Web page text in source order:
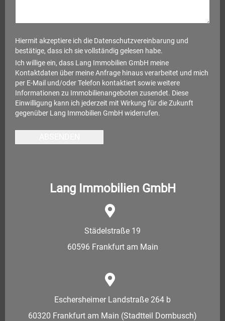
Hiermit akzeptiere ich die Datenschutzvereinbarung und
bestätige, dass ich sie vollständig gelesen habe.
Ich willige ein, dass Lang Immobilien GmbH meine
Kontaktdaten über meine Anfrage hinaus verarbeitet und mich
per E-Mail und/oder Telefon kontaktiert sowie weitere
Informationen zu Immobilienangeboten zusendet. Diese
Einwilligung kann ich jederzeit mit Wirkung für die Zukunft
gegenüber Lang Immobilien GmbH widerrufen.
Lang Immobilien GmbH
Städelstraße 19
60596 Frankfurt am Main
Eschersheimer Landstraße 264 b
60320 Frankfurt am Main (Stadtteil Dornbusch)